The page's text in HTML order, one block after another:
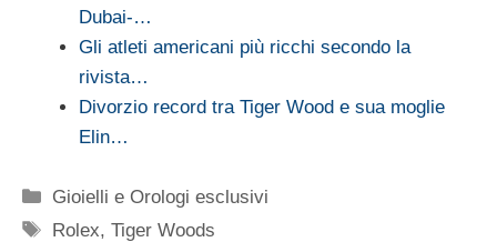
Dubai-…
Gli atleti americani più ricchi secondo la
rivista…
Divorzio record tra Tiger Wood e sua moglie
Elin…
Categorie
Gioielli e Orologi esclusivi
Tag
Rolex,Tiger Woods